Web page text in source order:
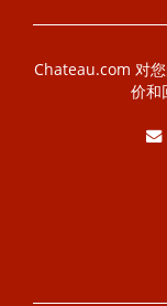
Chateau.com 对
价和